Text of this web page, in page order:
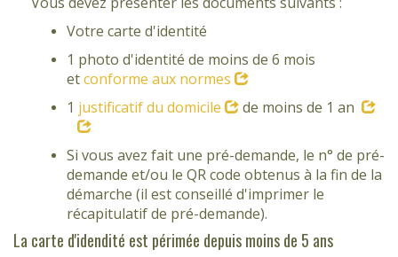
Votre carte d'identité
1 photo d'identité de moins de 6 mois
etconforme aux normes
1 justificatif du domicile de moins de 1 an
Si vous avez fait une pré-demande, le n° de pré-
demande et/ou le QR code obtenus à la fin de la
démarche (il est conseillé d'imprimer le
récapitulatif de pré-demande).
La carte d'idendité est périmée depuis moins de 5 ans